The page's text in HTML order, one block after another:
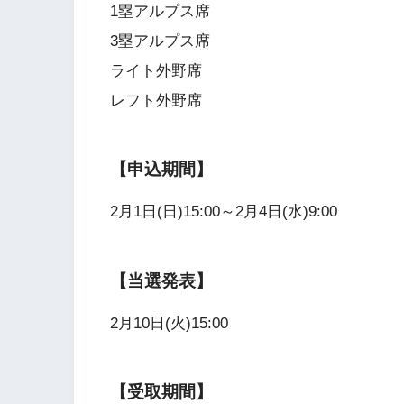
1塁アルプス席
3塁アルプス席
ライト外野席
レフト外野席
【申込期間】
2月1日(日)15:00～2月4日(水)9:00
【当選発表】
2月10日(火)15:00
【受取期間】